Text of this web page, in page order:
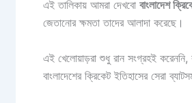
এই তালিকায় আমরা দেখবো বাংলাদেশ
জেতানোর ক্ষমতা তাদের আলাদা করেছে।
এই খেলোয়াড়রা শুধু রান সংগ্রহই
বাংলাদেশের ক্রিকেট ইতিহাসের সেরা